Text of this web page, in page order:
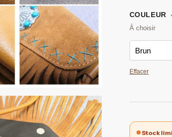
COULEUR
Effacer
Stock